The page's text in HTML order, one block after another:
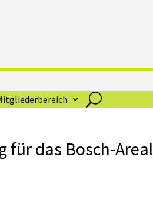
für das Bosch-Areal